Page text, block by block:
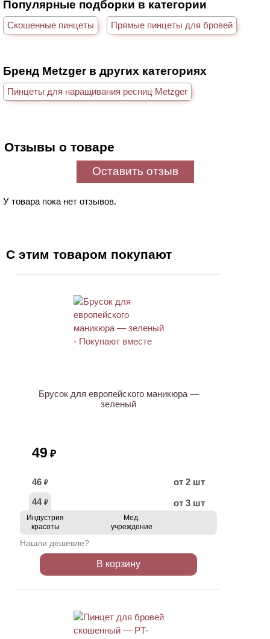
Популярные подборки в категории
Скошенные пинцеты Прямые пинцеты для бровей
Бренд Metzger в других категориях
Пинцеты для наращивания ресниц Metzger
Отзывы о товаре
Оставить отзыв
У товара пока нет отзывов.
С этим товаром покупают
Брусок для европейского маникюра —
зеленый
49 ₽
46 ₽
от 2 шт
44 ₽ от 3 шт
Индустрия
красоты
Мед.
учреждение
Нашли дешевле?
В корзину